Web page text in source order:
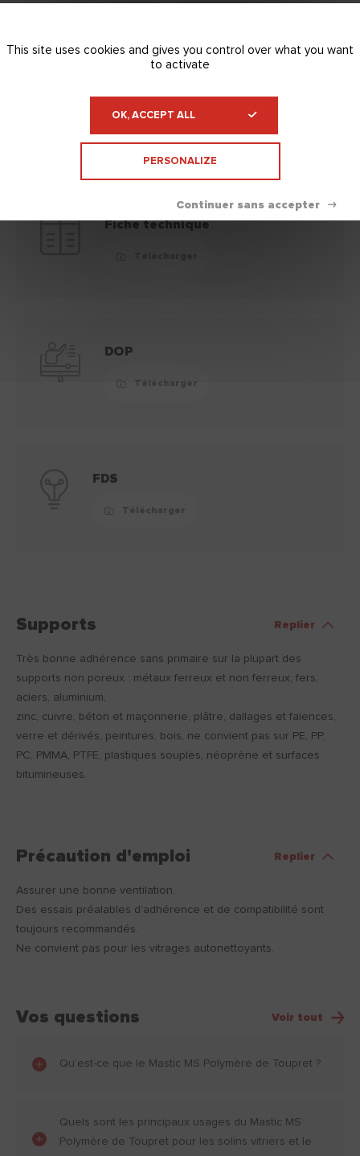
Nettoyage White spirit
Documentation technique
Fiche technique
DOP
Télécharger
FDS
Supports Replier
Très bonne adhérence sans primaire sur la plupart des
supports non poreux : métaux ferreux et non ferreux, fers,
aciers, aluminium,
zinc, cuivre, béton et maçonnerie, plâtre, dallages et faïences,
verre et dérivés, peintures, bois, ne convient pas sur PE, PP,
PC, PMMA, PTFE, plastiques souples, néoprène et surfaces
bitumineuses.
Précaution d'emploi Replier
Assurer une bonne ventilation.
Des essais préalables d’adhérence et de compatibilité sont
toujours recommandés.
Ne convient pas pour les vitrages autonettoyants.
Vos questions Voir tout
Qu’est-ce que le Mastic MS Polymère de Toupret ?
Quels sont les principaux usages du Mastic MS
Polymère de Toupret pour les solins vitriers et le
This site uses cookies and gives you control over what you want
to activate
OK, ACCEPT ALL
PERSONALIZE